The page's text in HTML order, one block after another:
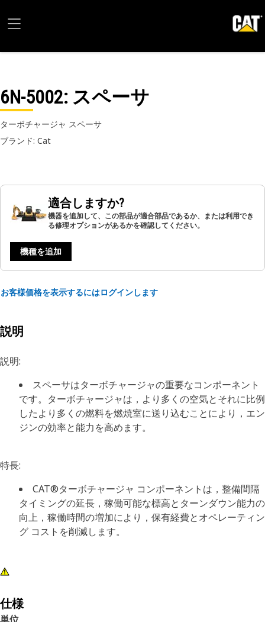
6N-5002: スペーサ
ターボチャージャ スペーサ
ブランド: Cat
適合しますか?
機器を追加して、この部品が適合部品であるか、または利用でき
る修理オプションがあるかを確認してください。
機種を追加
お客様価格を表示するにはログインします
説明
説明:
スペーサはターボチャージャの重要なコンポーネント
です。ターボチャージャは，より多くの空気とそれに比例
したより多くの燃料を燃焼室に送り込むことにより，エン
ジンの効率と能力を高めます。
特長:
CAT®ターボチャージャ コンポーネントは，整備間隔
タイミングの延長，稼働可能な標高とターンダウン能力の
向上，稼働時間の増加により，保有経費とオペレーティン
グ コストを削減します。
仕様
単位